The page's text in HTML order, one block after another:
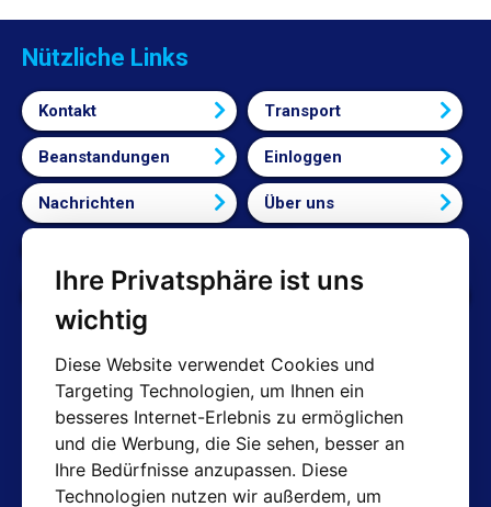
Ihre Privatsphäre ist uns
wichtig
Diese Website verwendet Cookies und
Targeting Technologien, um Ihnen ein
besseres Internet-Erlebnis zu ermöglichen
und die Werbung, die Sie sehen, besser an
Ihre Bedürfnisse anzupassen. Diese
Technologien nutzen wir außerdem, um
Nützliche Links
Kontakt Transport
Beanstandungen Einloggen
Nachrichten Über uns
Cookie-Einstellungen bearbeiten
AT-Kontakte
Shop: info@hotair.cz
+420 603 357 606 (Nur Englisch)
Mo-Fr: 7:30 – 15:00